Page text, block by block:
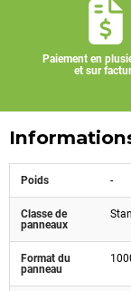
Paiement en
et sur
Poids -
Classe de
panneaux
Format du
panneau